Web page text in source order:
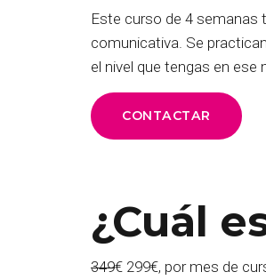
Este curso de 4 semanas
comunicativa. Se
el nivel que tengas en ese
CONTACTAR
¿Cuál
349€ 299€, por mes de